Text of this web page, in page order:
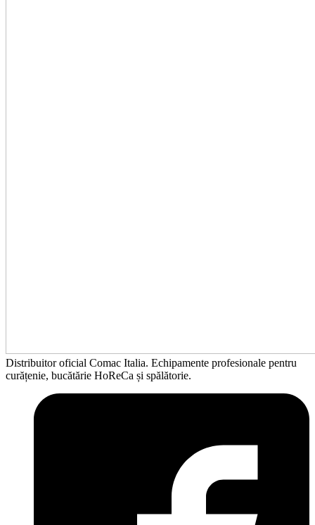
Distribuitor oficial Comac Italia. Echipamente profesionale pentru
curățenie, bucătărie HoReCa și spălătorie.